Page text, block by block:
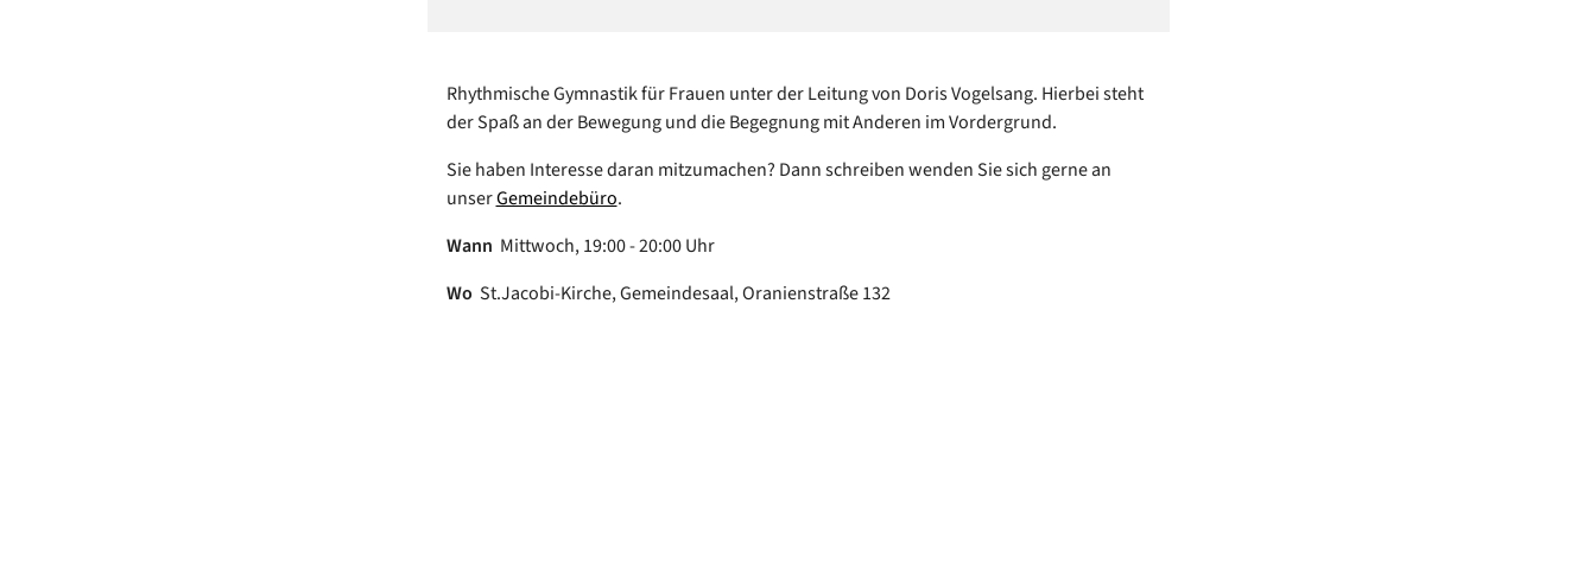
Rhythmische Gymnastik für Frauen unter der Leitung von Doris Vogelsang. Hierbei steht
der Spaß an der Bewegung und die Begegnung mit Anderen im Vordergrund.
Sie haben Interesse daran mitzumachen? Dann schreiben wenden Sie sich gerne an
unserGemeindebüro.
Wann Mittwoch, 19:00 - 20:00 Uhr
Wo St.Jacobi-Kirche, Gemeindesaal, Oranienstraße 132